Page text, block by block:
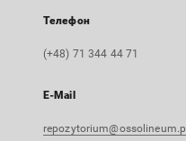
Телефон
(+48) 71 344 44 71
E-Mail
repozytorium@ossolineum.pl